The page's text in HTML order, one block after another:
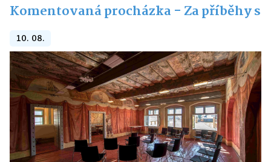
Komentovaná procházka - Za příběhy
10. 08.